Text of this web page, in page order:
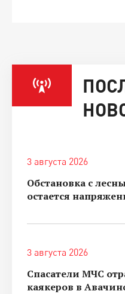
3 августа 2026
Обстановка с
остается
3 августа 2026
Спасатели МЧС
каякеров в